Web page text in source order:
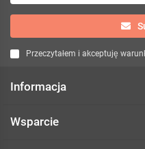
Przeczytałem i akceptuję
Informacja
Wsparcie